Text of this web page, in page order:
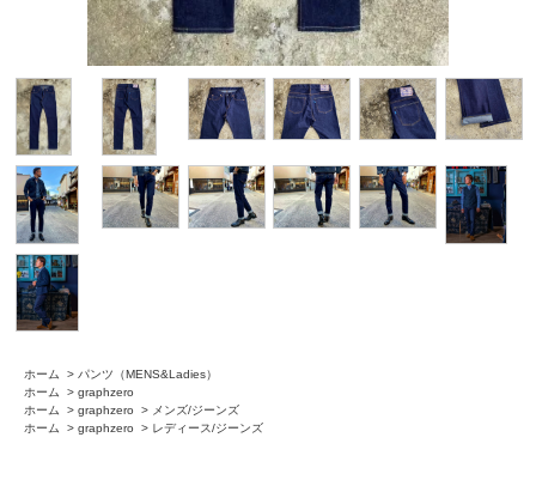
ホーム > パンツ（MENS&Ladies）
ホーム
> graphzero
ホーム
> graphzero > メンズ/ジーンズ
ホーム
> graphzero > レディース/ジーンズ